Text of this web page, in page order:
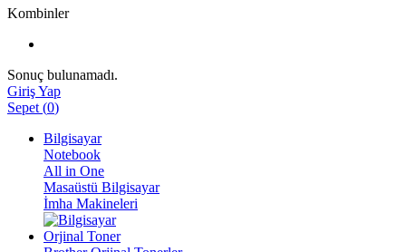
Kombinler
Sonuç bulunamadı.
Giriş Yap
Sepet (0)
Bilgisayar
Notebook
All in One
Masaüstü Bilgisayar
İmha Makineleri
Orjinal Toner